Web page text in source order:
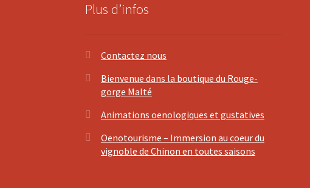
Plus d’infos
Contactez nous
Bienvenue dans la boutique du Rouge-
gorge Malté
Animations oenologiques et gustatives
Oenotourisme – Immersion au coeur du
vignoble de Chinon en toutes saisons